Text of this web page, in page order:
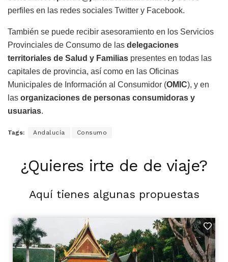
perfiles en las redes sociales Twitter y Facebook.
También se puede recibir asesoramiento en los Servicios
Provinciales de Consumo de las delegaciones
territoriales de Salud y Familias presentes en todas las
capitales de provincia, así como en las Oficinas
Municipales de Información al Consumidor (OMIC), y en
las organizaciones de personas consumidoras y
usuarias.
Tags: Andalucía Consumo
¿Quieres irte de de viaje?
Aquí tienes algunas propuestas